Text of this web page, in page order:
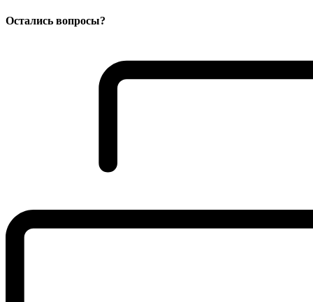
Остались вопросы?